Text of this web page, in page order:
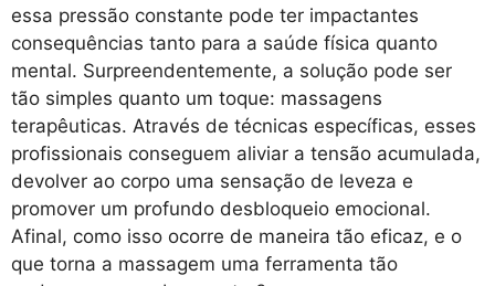
essa pressão constante pode ter impactantes
consequências tanto para a saúde física quanto
mental. Surpreendentemente, a solução pode ser
tão simples quanto um toque: massagens
terapêuticas. Através de técnicas específicas, esses
profissionais conseguem aliviar a tensão acumulada,
devolver ao corpo uma sensação de leveza e
promover um profundo desbloqueio emocional.
Afinal, como isso ocorre de maneira tão eficaz, e o
que torna a massagem uma ferramenta tão